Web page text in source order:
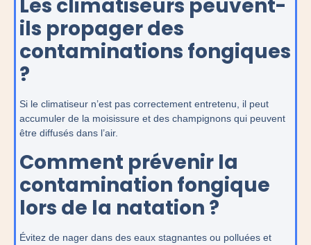
Les climatiseurs peuvent-
ils propager des
contaminations fongiques
?
Si le climatiseur n’est pas correctement entretenu, il peut
accumuler de la moisissure et des champignons qui peuvent
être diffusés dans l’air.
Comment prévenir la
contamination fongique
lors de la natation ?
Évitez de nager dans des eaux stagnantes ou polluées et